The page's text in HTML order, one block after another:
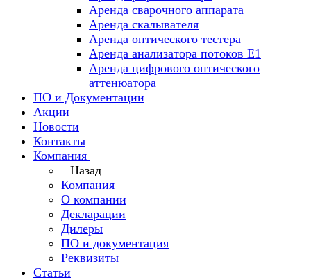
Аренда сварочного аппарата
Аренда скалывателя
Аренда оптического тестера
Аренда анализатора потоков Е1
Аренда цифрового оптического
аттенюатора
ПО и Документации
Акции
Новости
Контакты
Компания
Назад
Компания
О компании
Декларации
Дилеры
ПО и документация
Реквизиты
Статьи